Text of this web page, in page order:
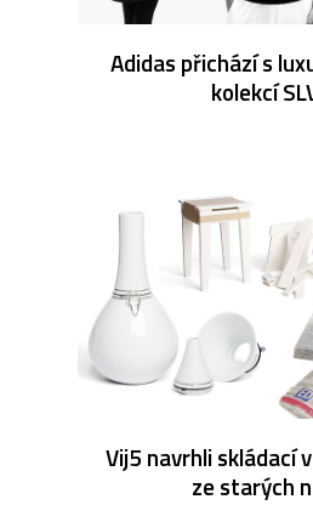
Adidas přichází s
kolekcí
Vij5 navrhli skládací
ze starých